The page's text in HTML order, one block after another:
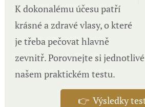
K dokonalému účesu patří
krásné a zdravé vlasy, o které
je třeba pečovat hlavně
zevnitř. Porovnejte si
našem praktickém testu.
👉 Výsledky